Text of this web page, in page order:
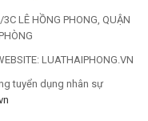
LÊ HỒNG PHONG, QUẬN
LUATHAIPHONG.VN
tuyển dụng nhân sự